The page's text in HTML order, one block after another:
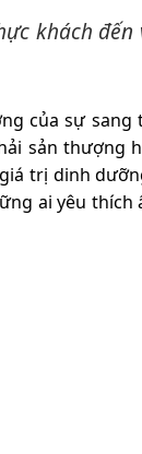
khách đến
của sự
sản thượng
trị dinh
ai yêu